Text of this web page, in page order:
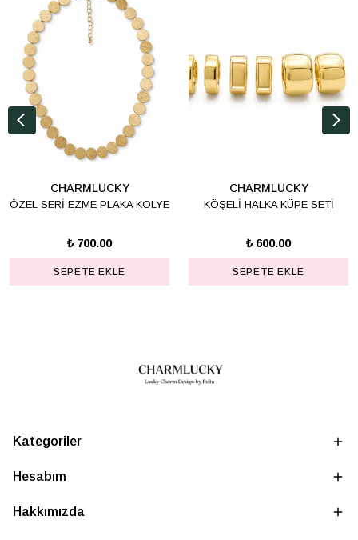
CHARMLUCKY
ÖZEL SERİ EZME PLAKA KOLYE
₺ 700.00
SEPETE EKLE
CHARMLUCKY
KÖŞELİ HALKA KÜPE SETİ
₺ 600.00
SEPETE EKLE
Kategoriler
Hesabım
Hakkımızda